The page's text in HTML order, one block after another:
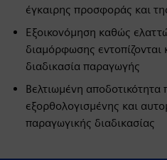
έγκαιρης προσφοράς και
Εξοικονόμηση καθώς
διαμόρφωσης εντοπίζονται
διαδικασία παραγωγής
Βελτιωμένη
εξορθολογισμένης και
παραγωγικής διαδικασίας